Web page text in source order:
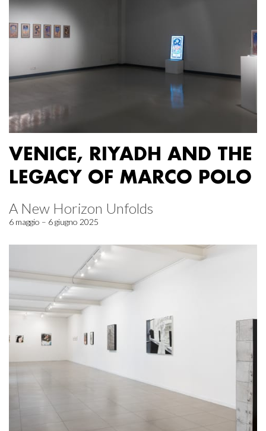
VENICE, RIYADH AND THE
LEGACY OF MARCO POLO
A New Horizon Unfolds
6 maggio – 6 giugno 2025